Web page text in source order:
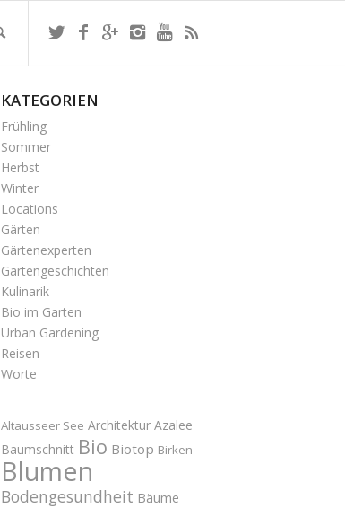
KATEGORIEN
Frühling
Sommer
Herbst
Winter
Locations
Gärten
Gärtenexperten
Gartengeschichten
Kulinarik
Bio im Garten
Urban Gardening
Reisen
Worte
Altausseer See Architektur Azalee
Baumschnitt Bio Biotop Birken
Blumen
Bodengesundheit Bäume